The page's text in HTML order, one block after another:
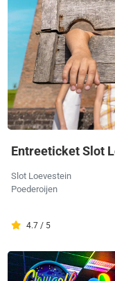
Entreeticket Slot
Slot Loevestein
Poederoijen
4.7 / 5